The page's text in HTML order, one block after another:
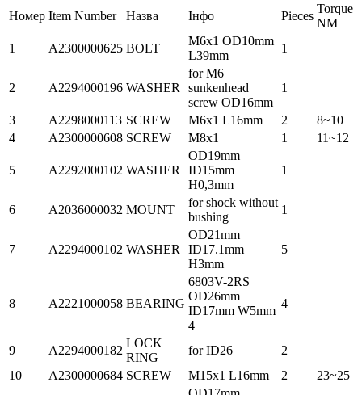
Номер Item Number Назва Інфо Pieces
Torque
NM
1
A2300000625 BOLT
M6x1 OD10mm
L39mm
1
2 A2294000196 WASHER
for M6
sunkenhead
screw OD16mm
1
3 A2298000113 SCREW M6x1 L16mm 2
8~10
4
A2300000608 SCREW M8x1 1 11~12
5 A2292000102 WASHER
OD19mm
ID15mm
H0,3mm
1
6 A2036000032 MOUNT
for shock without
bushing
1
7 A2294000102 WASHER
OD21mm
ID17.1mm
H3mm
5
8 A2221000058 BEARING
6803V-2RS
OD26mm
ID17mm W5mm
4
4
9 A2294000182
LOCK
RING
for ID26
2
10
A2300000684 SCREW M15x1 L16mm 2
23~25